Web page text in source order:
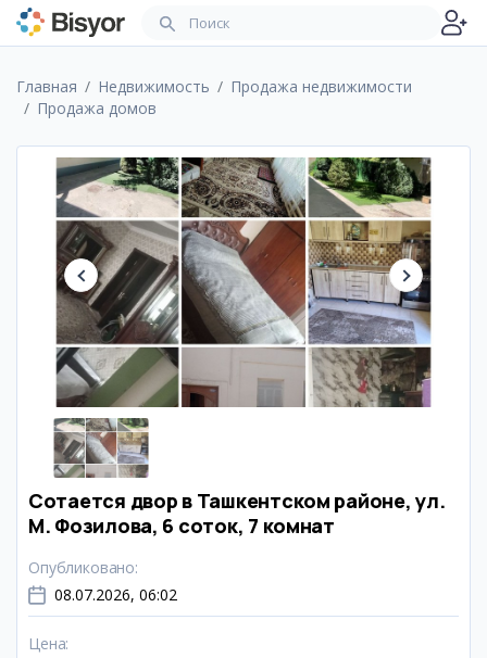
Главная Недвижимость
Продажа недвижимости
Продажа домов
Сотается двор в Ташкентском районе, ул.
М. Фозилова, 6 соток, 7 комнат
Опубликовано:
08.07.2026, 06:02
Цена: